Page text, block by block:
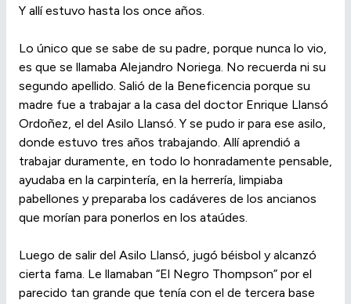
Y allí estuvo hasta los once años.
Lo único que se sabe de su padre, porque nunca lo vio,
es que se llamaba Alejandro Noriega. No recuerda ni su
segundo apellido. Salió de la Beneficencia porque su
madre fue a trabajar a la casa del doctor Enrique Llansó
Ordoñez, el del Asilo Llansó. Y se pudo ir para ese asilo,
donde estuvo tres años trabajando. Allí aprendió a
trabajar duramente, en todo lo honradamente pensable,
ayudaba en la carpintería, en la herrería, limpiaba
pabellones y preparaba los cadáveres de los ancianos
que morían para ponerlos en los ataúdes.
Luego de salir del Asilo Llansó, jugó béisbol y alcanzó
cierta fama. Le llamaban “El Negro Thompson” por el
parecido tan grande que tenía con el de tercera base